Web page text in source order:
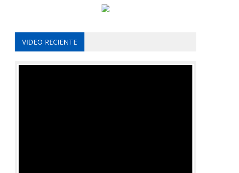
VIDEO RECIENTE